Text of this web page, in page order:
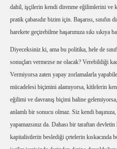
dahil, işçilerin kendi direnme eğilimlerini ve
pratik çabasıdır bizim için. Başarısı,
harekete geçirebilme başarımıza sıkı sıkıya
Diyeceksiniz ki, ama bu politika, hele de
sonuçları vermezse ne olacak? Verebildiği
Vermiyorsa zaten yapay zorlamalarla
mücadelesi biçimini alamıyorsa, kitlelerin
eğilimi ve davranış biçimi haline
anlamlı bir sonucu olmaz. Siz kendi
yapamazsınız da. Dahası bir taraftan
kapitalistlerin beslediği çetelerin kıskacında